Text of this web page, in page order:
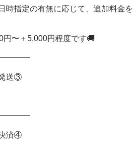
時指定の有無に応じて、追加料金を
〜＋5,000円程度です🚚
送③
済④